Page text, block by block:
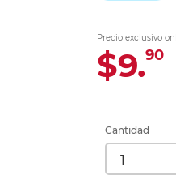
Precio exclusivo
$9.90
Cantidad